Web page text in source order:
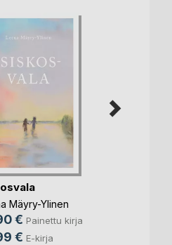
Mäyry-Ylinen
€ Painettu kirja
€ E-kirja